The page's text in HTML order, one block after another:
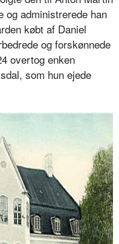
og administrerede han
købt af Daniel
og forskønnede
overtog enken
som hun ejede